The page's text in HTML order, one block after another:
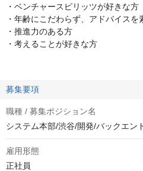
・ベンチャースピリッツが好きな方
・年齢にこだわらず、アドバイス
・推進力のある方
・考えることが好きな方
募集要項
職種 / 募集ポジション名
システム本部/渋谷/開発/バックエン
雇用形態
正社員